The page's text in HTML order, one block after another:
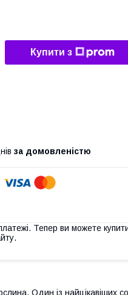
Купити з
за домовленістю
Тепер ви можете
Один із найцікавіших